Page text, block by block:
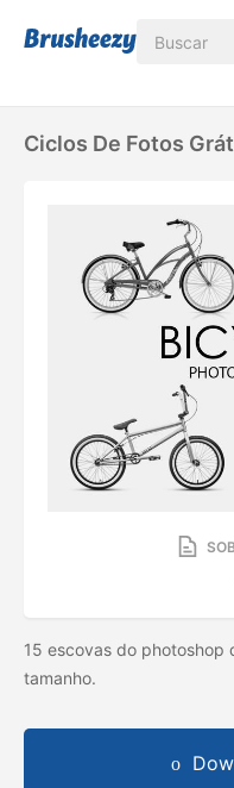
Ciclos De Fotos
15 escovas do
tamanho.